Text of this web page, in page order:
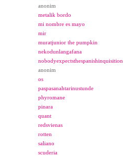
anonim
metalik bordo
mi nombre es mayo
mir
muratjunior the pumpkin
nekodunlangafana
nobodyexpectsthespanishinquisition
anonim
os
paspasanahtarinustunde
phyromane
pinara
quant
redsvienas
rotten
saliano
scuderia